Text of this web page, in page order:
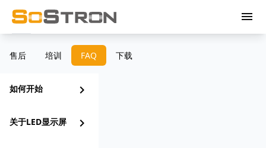
menu
售后 培训 FAQ 下载
如何开始 chevron_right
关于LED显示屏 chevron_right